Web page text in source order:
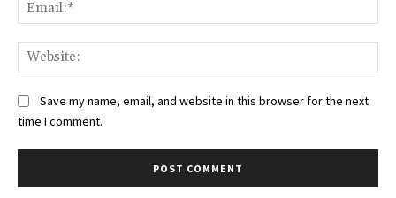
Save my name, email, and website in this browser for the next
time I comment.